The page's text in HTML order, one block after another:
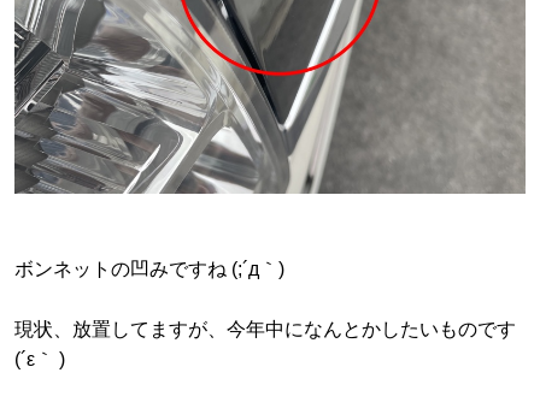
ボンネットの凹みですね (;´д｀)
現状、放置してますが、今年中になんとかしたいものです
(´ε｀ )